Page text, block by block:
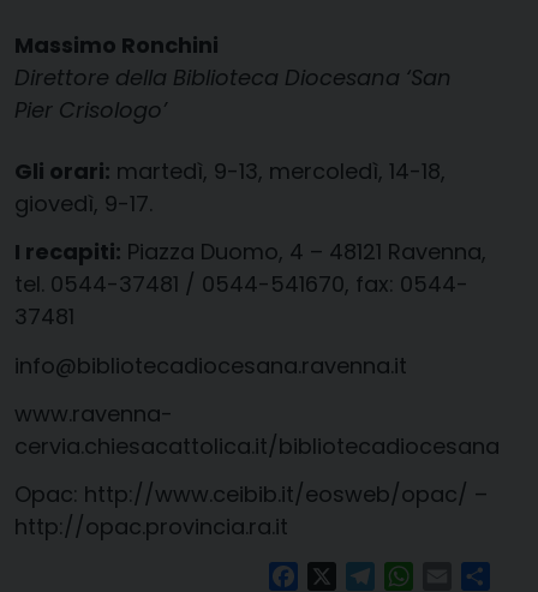
Massimo Ronchini
Direttore della Biblioteca Diocesana ‘San
Pier Crisologo’
Gli orari: martedì, 9-13, mercoledì, 14-18,
giovedì, 9-17.
I recapiti: Piazza Duomo, 4 – 48121 Ravenna,
tel. 0544-37481 / 0544-541670, fax: 0544-
37481
info@bibliotecadiocesana.ravenna.it
www.ravenna-
cervia.chiesacattolica.it/bibliotecadiocesana
Opac: http://www.ceibib.it/eosweb/opac/ –
http://opac.provincia.ra.it
FacebookTelegramWhatsApp
Email